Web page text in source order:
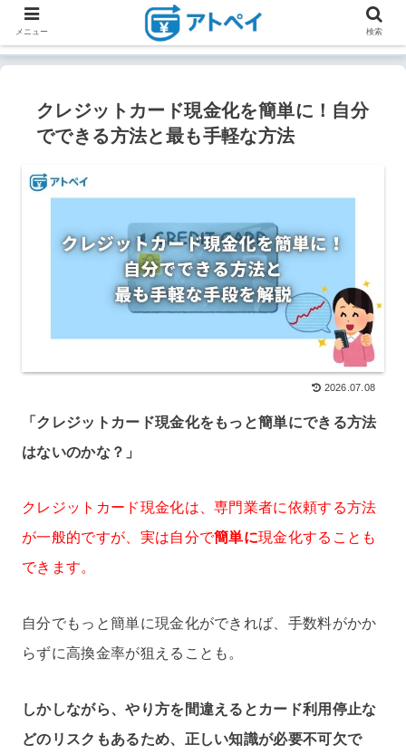
クレジットカード現金化を簡単に！自分
でできる方法と最も手軽な方法
2026.07.08
「クレジットカード現金化をもっと簡単にできる方法
はないのかな？」
クレジットカード現金化は、専門業者に依頼する方法
が一般的ですが、実は自分で簡単に現金化することも
できます。
自分でもっと簡単に現金化ができれば、手数料がかか
らずに高換金率が狙えることも。
しかしながら、やり方を間違えるとカード利用停止な
どのリスクもあるため、正しい知識が必要不可欠で
メニュー 検索